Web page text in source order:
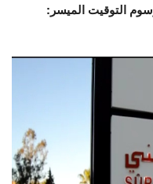
التوقيت الميسر: